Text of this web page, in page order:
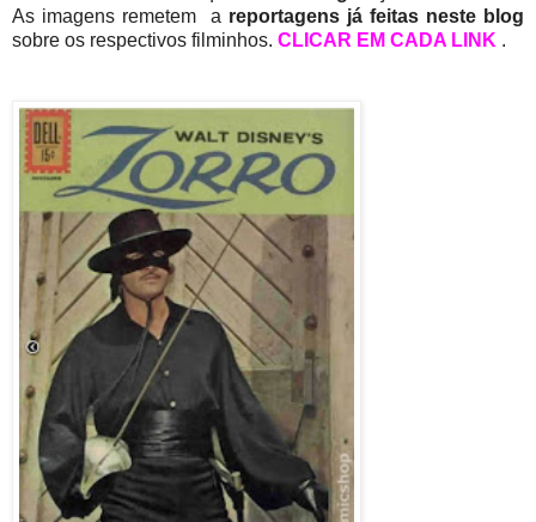
As imagens remetem a reportagens já feitas neste blog
sobre os respectivos filminhos. CLICAR EM CADA LINK .